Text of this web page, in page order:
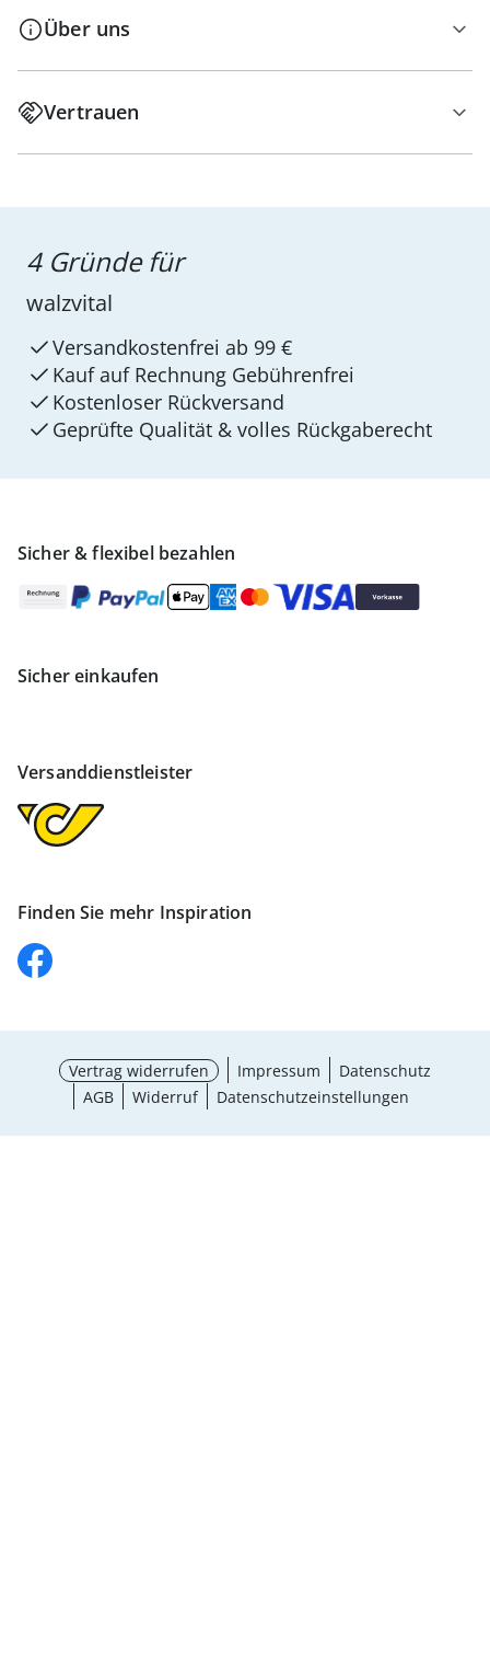
Über uns
Vertrauen
Sicher & flexibel bezahlen
Sicher einkaufen
Versanddienstleister
Finden Sie mehr Inspiration
4 Gründe für
walzvital
Versandkostenfrei ab 99 €
Kauf auf Rechnung Gebührenfrei
Kostenloser Rückversand
Geprüfte Qualität & volles Rückgaberecht
Vertrag widerrufen Impressum
Datenschutz
AGB
Widerruf Datenschutzeinstellungen